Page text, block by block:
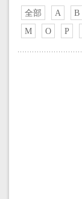
全部 A B
M
O P